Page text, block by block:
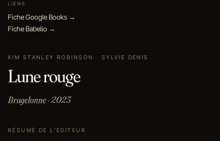
LIENS
Fiche Google Books →
Fiche Babelio →
KIM STANLEY ROBINSON · SYLVIE DENIS
Lune rouge
Bragelonne· 2023
RÉSUMÉ DE L'ÉDITEUR